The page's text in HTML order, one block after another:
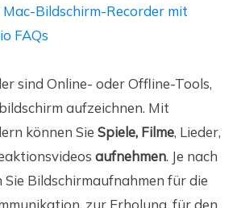
Bildschirm-Recorder mit
FAQs
sind Online- oder Offline-Tools,
aufzeichnen. Mit
können Sie Spiele, Filme, Lieder,
aufnehmen. Je nach
Bildschirmaufnahmen für die
zur Erholung, für den